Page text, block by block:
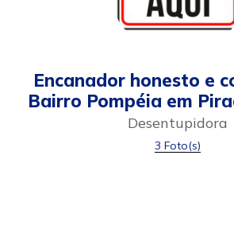
Encanador honesto e
Bairro Pompéia em
Desentupidora
3 Foto(s)